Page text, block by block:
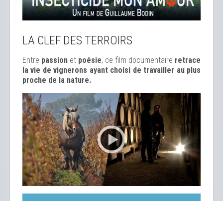
LA CLEF DES TERROIRS
Entre passion et poésie, ce film documentaire retrace
la vie de vignerons ayant choisi de travailler au plus
proche de la nature.